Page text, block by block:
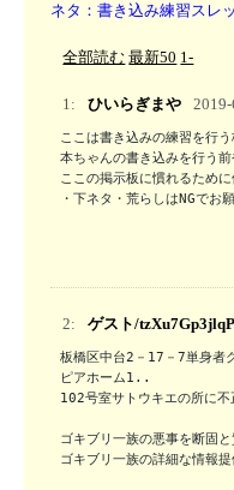
ネタ：書き込み練習スレ
全部読む 最新50 1-
1: ひいらぎまや
ここは書き込みの練習を行
本ちゃんの書き込みを行う
ここの掲示板に慣れるために
・下ネタ・荒らしはNGでお
2: ゲスト/tzXu7Gp3jlqP
板橋区中台2－17－7単身者
ピアホーム1..
102号室サトウキエの所に不
ゴキブリ一族の悪事を断固と
ゴキブリ一族の詳細な情報